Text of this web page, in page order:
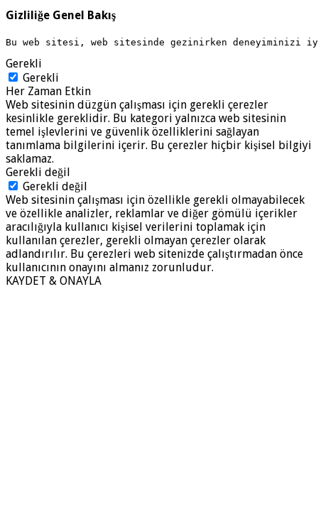
Gizliliğe Genel Bakış
Bu web sitesi, web sitesinde gezinirken deneyiminizi
Gerekli
Gerekli
Her Zaman Etkin
Web sitesinin düzgün çalışması için gerekli çerezler
kesinlikle gereklidir. Bu kategori yalnızca web sitesinin
temel işlevlerini ve güvenlik özelliklerini sağlayan
tanımlama bilgilerini içerir. Bu çerezler hiçbir kişisel bilgiyi
saklamaz.
Gerekli değil
Gerekli değil
Web sitesinin çalışması için özellikle gerekli olmayabilecek
ve özellikle analizler, reklamlar ve diğer gömülü içerikler
aracılığıyla kullanıcı kişisel verilerini toplamak için
kullanılan çerezler, gerekli olmayan çerezler olarak
adlandırılır. Bu çerezleri web sitenizde çalıştırmadan önce
kullanıcının onayını almanız zorunludur.
KAYDET & ONAYLA